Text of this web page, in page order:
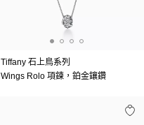
Tiffany 石上鳥系列
Wings Rolo 項鍊，鉑金鑲鑽